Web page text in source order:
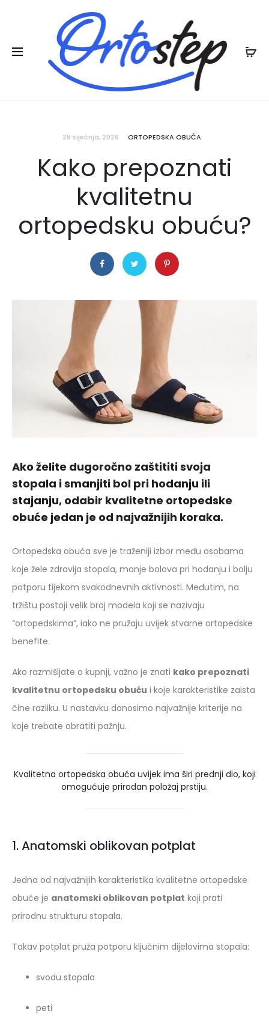
Posebna ljetna pogodnost:
28 siječnja, 2026 ORTOPEDSKA OBUĆA
Kako prepoznati
kvalitetnu
ortopedsku obuću?
Ako želite dugoročno zaštititi svoja
stopala i smanjiti bol pri hodanju ili
stajanju, odabir kvalitetne ortopedske
obuće jedan je od najvažnijih koraka.
Ortopedska obuća sve je traženiji izbor među osobama
koje žele zdravija stopala, manje bolova pri hodanju i bolju
potporu tijekom svakodnevnih aktivnosti. Međutim, na
tržištu postoji velik broj modela koji se nazivaju
“ortopedskima”, iako ne pružaju uvijek stvarne ortopedske
benefite.
Ako razmišljate o kupnji, važno je znati kako prepoznati
kvalitetnu ortopedsku obuću i koje karakteristike zaista
čine razliku. U nastavku donosimo najvažnije kriterije na
koje trebate obratiti pažnju.
Kvalitetna ortopedska obuća uvijek ima širi prednji dio, koji
omogućuje prirodan položaj prstiju.
1. Anatomski oblikovan potplat
Jedna od najvažnijih karakteristika kvalitetne ortopedske
obuće je anatomski oblikovan potplat koji prati
prirodnu strukturu stopala.
Takav potplat pruža potporu ključnim dijelovima stopala:
svodu stopala
peti